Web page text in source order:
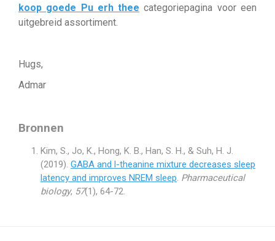
koop goede Pu erh thee categoriepagina voor een
uitgebreid assortiment.
Hugs,
Admar
Bronnen
Kim, S., Jo, K., Hong, K. B., Han, S. H., & Suh, H. J.
(2019). GABA and l-theanine mixture decreases sleep
latency and improves NREM sleep. Pharmaceutical
biology, 57(1), 64-72.